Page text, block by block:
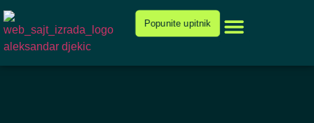
Popunite upitnik